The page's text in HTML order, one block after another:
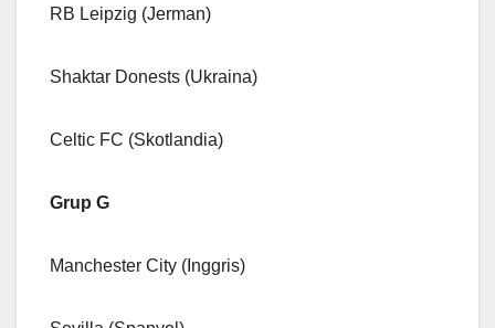
RB Leipzig (Jerman)
Shaktar Donests (Ukraina)
Celtic FC (Skotlandia)
Grup G
Manchester City (Inggris)